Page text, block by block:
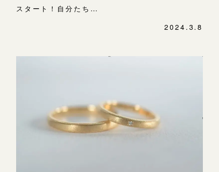
用語集
スタート！自分たち…
2024.3.8
京都店
オーダーメイド ご予約